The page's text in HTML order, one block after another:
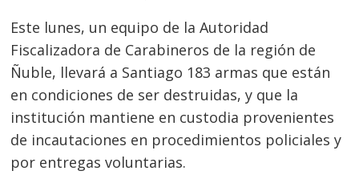
Este lunes, un equipo de la Autoridad
Fiscalizadora de Carabineros de la región de
Ñuble, llevará a Santiago 183 armas que están
en condiciones de ser destruidas, y que la
institución mantiene en custodia provenientes
de incautaciones en procedimientos policiales y
por entregas voluntarias.